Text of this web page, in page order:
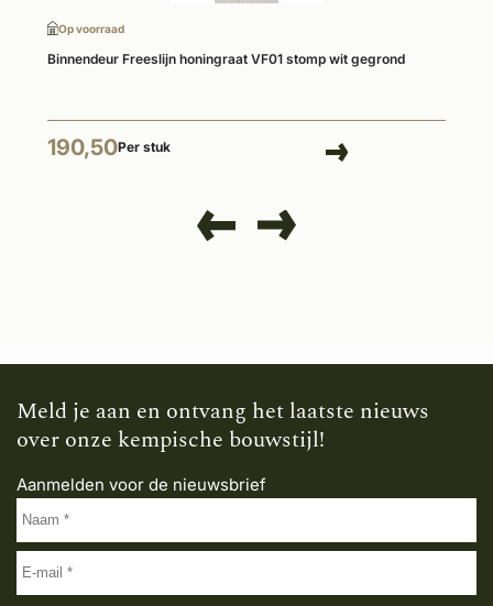
Op voorraad
Binnendeur Freeslijn honingraat VF01 stomp wit gegrond
190,50Per stuk
Meld je aan en ontvang het laatste nieuws
over onze kempische bouwstijl!
Aanmelden voor de nieuwsbrief